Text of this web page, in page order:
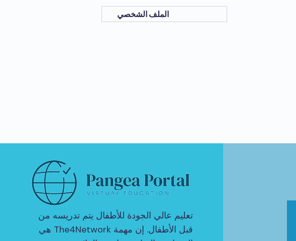
الملف الشخصي
تعليم عالي الجودة للأطفال يتم تدريسه من
قبل الأطفال. إن مهمة The4Network هي